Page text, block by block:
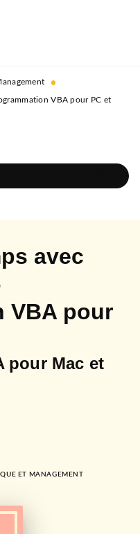
•
VBA pour PC et
avec
VBA pour
pour Mac et
ET MANAGEMENT